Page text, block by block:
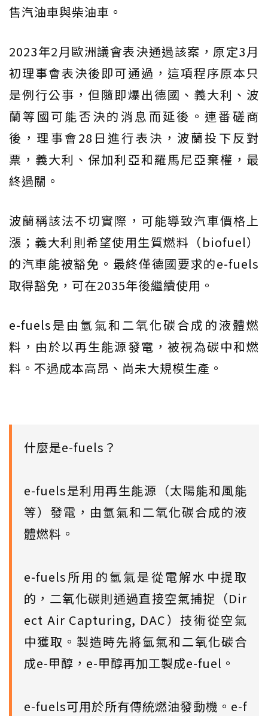
售汽油車與柴油車。
2023年2月歐洲議會表決通過該案，原定3月
初理事會表決後即可通過，這項程序原本只
是例行公事，但隨即爆出德國、義大利、波
蘭等國可能否決的消息而延後。連番磋商
後，理事會28日進行表決，波蘭投下反對
票，義大利、保加利亞和羅馬尼亞棄權，最
終過關。
波蘭稱該法不切實際，可能導致汽車價格上
漲；義大利則希望使用生質燃料（biofuel）
的汽車能被豁免。最終僅德國要求的e-fuels
取得豁免，可在2035年後繼續使用。
e-fuels是由氫氣和二氧化碳合成的液體燃
料，由於以再生能源發電，被視為碳中和燃
料。不過成本高昂、尚未大規模生產。
什麼是e-fuels？
e-fuels是利用再生能源（太陽能和風能
等）發電，由氫氣和二氧化碳合成的液
體燃料。
e-fuels所用的氫氣是從電解水中提取
的，二氧化碳則通過直接空氣捕捉（Dir
ect Air Capturing, DAC）技術從空氣
中獲取。製造時先將氫氣和二氧化碳合
成e-甲醇，e-甲醇再加工製成e-fuel。
e-fuels可用於所有傳統燃油發動機。e-f